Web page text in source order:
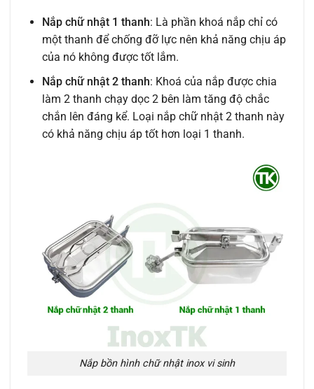
Nắp chữ nhật 1 thanh: Là phần khoá nắp chỉ có
một thanh để chống đỡ lực nên khả năng chịu áp
của nó không được tốt lắm.
Nắp chữ nhật 2 thanh: Khoá của nắp được chia
làm 2 thanh chạy dọc 2 bên làm tăng độ chắc
chắn lên đáng kể. Loại nắp chữ nhật 2 thanh này
có khả năng chịu áp tốt hơn loại 1 thanh.
Nắp bồn hình chữ nhật inox vi sinh